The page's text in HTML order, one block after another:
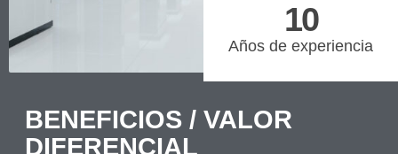
Años de experiencia
10
BENEFICIOS / VALOR
DIFERENCIAL